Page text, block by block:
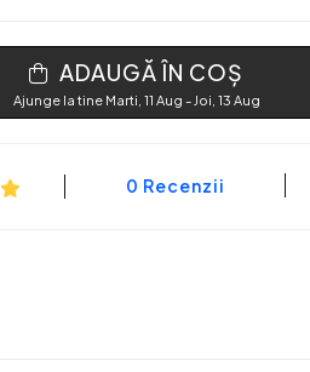
ADAUGĂ ÎN COȘ
Ajunge la tine Marti, 11 Aug - Joi, 13 Aug
0 Recenzii